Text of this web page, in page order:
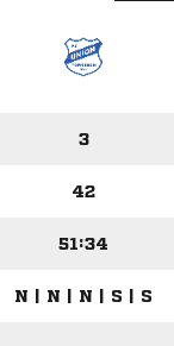
3
42
51:34
N | N | N | S | S